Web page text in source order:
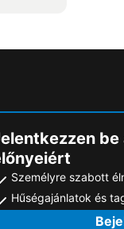
Személyre szabott
Hűségajánlatok és